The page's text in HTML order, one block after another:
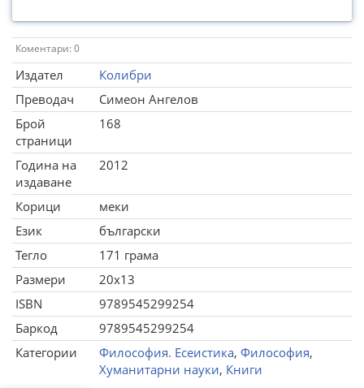
Коментари: 0
Издател
Колибри
Преводач
Симеон Ангелов
Брой
страници
168
Година на
издаване
2012
Корици
меки
Език
български
Тегло
171 грама
Размери
20x13
ISBN
9789545299254
Баркод
9789545299254
Категории
Философия. Есеистика, Философия,
Хуманитарни науки, Книги